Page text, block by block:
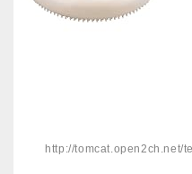
http://tomcat.open2ch.net/